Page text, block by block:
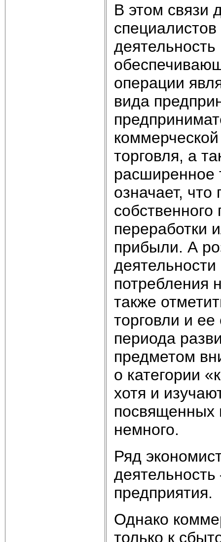
В этом связи
операции
вида
торговля, а
расширенное
означает, что
переработки
прибыли. А
потребления
также
торговли и
периода
предметом
о категории
хотя и
посвященных
немного.
Ряд
предприятия.
Однако
только к